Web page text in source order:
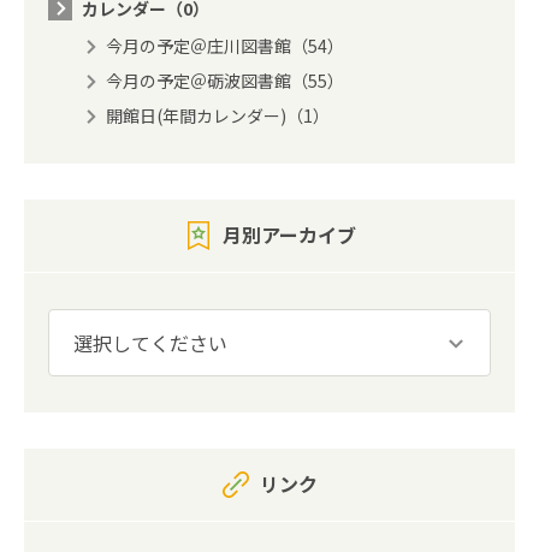
カレンダー（0）
今月の予定＠庄川図書館（54）
今月の予定＠砺波図書館（55）
開館日(年間カレンダー)（1）
月別アーカイブ
リンク